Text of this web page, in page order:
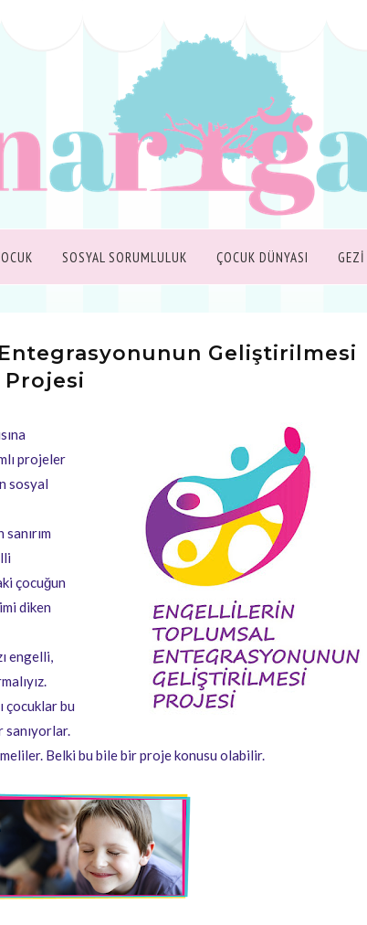
SOSYAL SORUMLULUK ÇOCUK DÜNYASI GEZİ
Geliştirilmesi
Projesi
projeler
sosyal
çocuğun
diken
engelli,
çocuklar bu
sanıyorlar.
Belki bu bile bir proje konusu olabilir.